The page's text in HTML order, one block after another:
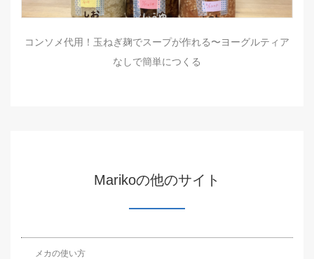
コンソメ代用！玉ねぎ麹でスープが作れる〜ヨーグルティア
なしで簡単につくる
Marikoの他のサイト
メカの使い方